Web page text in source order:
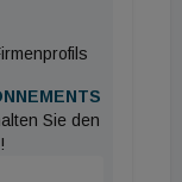
–
immer mehr
Sie den